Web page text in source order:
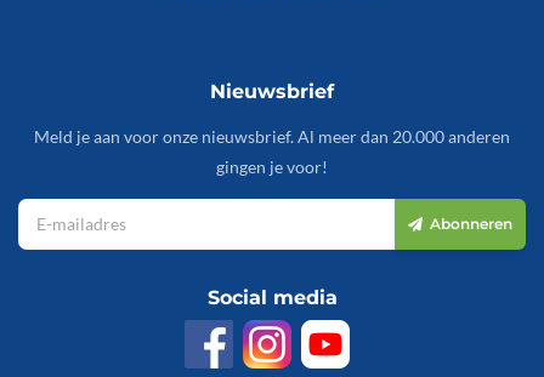
Nieuwsbrief
Meld je aan voor onze nieuwsbrief. Al meer dan 20.000 anderen
gingen je voor!
Abonneren
Social media